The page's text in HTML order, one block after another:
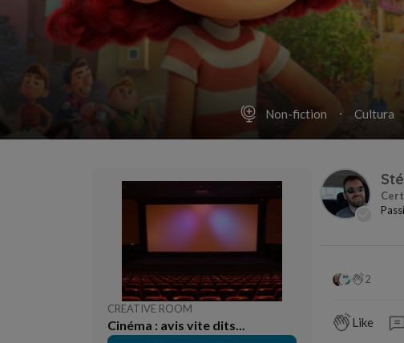
Non-fiction Cultura
CREATIVE ROOM
Cinéma : avis vite dits...
2
Like